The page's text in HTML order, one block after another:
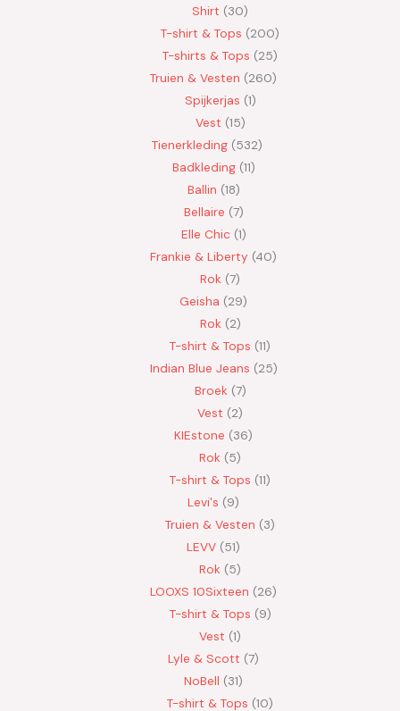
Shirt
30
T-shirt & Tops
200
T-shirts & Tops
25
Truien & Vesten
260
Spijkerjas 1
Vest 15
Tienerkleding 532
Badkleding 11
Ballin 18
Bellaire 7
Elle Chic 1
Frankie & Liberty 40
Rok 7
Geisha
29
Rok 2
T-shirt & Tops 11
Indian Blue Jeans 25
Broek 7
Vest
2
KIEstone
36
Rok 5
T-shirt & Tops 11
Levi's
9
Truien & Vesten
3
LEVV 51
Rok 5
LOOXS 10Sixteen
26
T-shirt & Tops 9
Vest 1
Lyle & Scott 7
NoBell
31
T-shirt & Tops 10